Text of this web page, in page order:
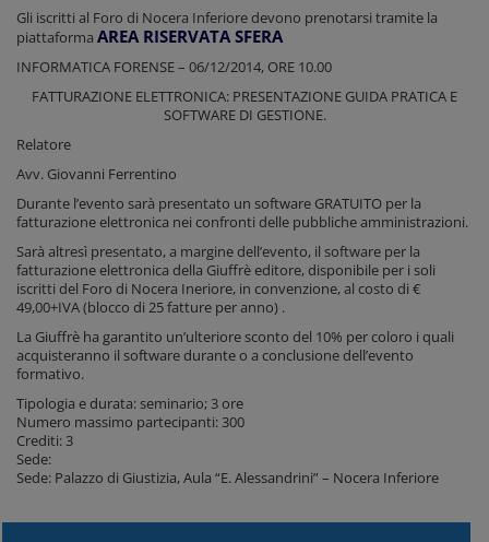
Gli iscritti al Foro di Nocera Inferiore devono prenotarsi tramite la
piattaforma AREA RISERVATA SFERA
INFORMATICA FORENSE – 06/12/2014, ORE 10.00
FATTURAZIONE ELETTRONICA: PRESENTAZIONE GUIDA PRATICA E
SOFTWARE DI GESTIONE.
Relatore
Avv. Giovanni Ferrentino
Durante l’evento sarà presentato un software GRATUITO per la
fatturazione elettronica nei confronti delle pubbliche amministrazioni.
Sarà altresì presentato, a margine dell’evento, il software per la
fatturazione elettronica della Giuffrè editore, disponibile per i soli
iscritti del Foro di Nocera Ineriore, in convenzione, al costo di €
49,00+IVA (blocco di 25 fatture per anno) .
La Giuffrè ha garantito un’ulteriore sconto del 10% per coloro i quali
acquisteranno il software durante o a conclusione dell’evento
formativo.
Tipologia e durata: seminario; 3 ore
Numero massimo partecipanti: 300
Crediti: 3
Sede:
Sede: Palazzo di Giustizia, Aula “E. Alessandrini” – Nocera Inferiore